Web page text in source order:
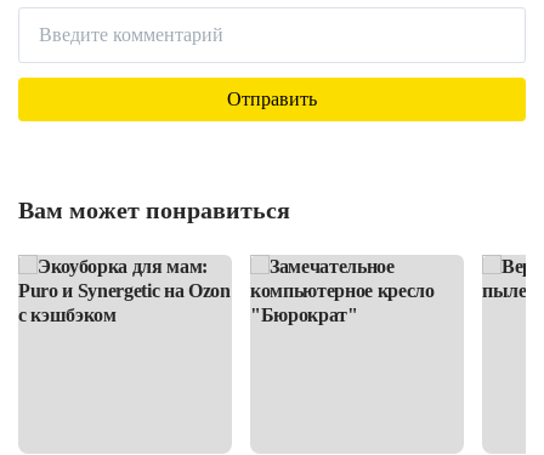
Вам может понравиться